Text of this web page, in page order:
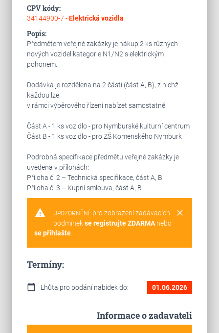
CPV kódy:
34144900-7 -Elektrická vozidla
Popis:
Předmětem veřejné zakázky je nákup 2 ks různých
nových vozidel kategorie N1/N2 s elektrickým
pohonem.
Dodávka je rozdělena na 2 části (část A, B), z nichž
každou lze
v rámci výběrového řízení nabízet samostatně:
Část A - 1 ks vozidlo - pro Nymburské kulturní centrum
Část B - 1 ks vozidlo - pro ZŠ Komenského Nymburk
Podrobná specifikace předmětu veřejné zakázky je
uvedena v přílohách:
Příloha č. 2 – Technická specifikace, část A, B
Příloha č. 3 – Kupní smlouva, část A, B
warning clear
UPOZORNĚNÍ: pro zobrazení zadávacích
podmínekse registrujte ZDARMAnebo
se přihlašte.
Termíny:
calendar_today Lhůta pro podání nabídek do: 01.06.2026
Informace o zadavateli